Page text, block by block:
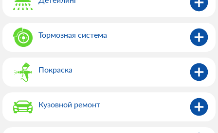
Тормозная система
Покраска
Кузовной ремонт